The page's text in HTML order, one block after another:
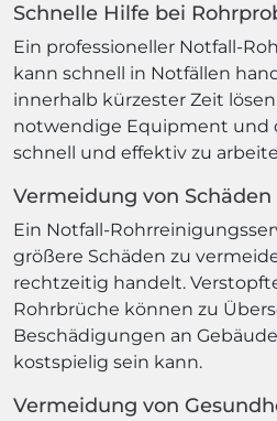
Schnelle Hilfe bei
Ein professioneller Notfall-
kann schnell in Notfällen
innerhalb kürzester Zeit
notwendige Equipment und
schnell und effektiv zu
Vermeidung von Schäden
Ein Notfall-
größere Schäden zu
rechtzeitig handelt.
Rohrbrüche können zu
Beschädigungen an
kostspielig sein kann.
Vermeidung von